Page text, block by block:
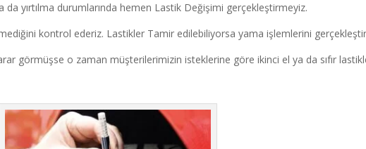
yırtılma durumlarında hemen Lastik Değişimi gerçekleştirmeyiz.
kontrol ederiz. Lastikler Tamir edilebiliyorsa yama işlemlerini
görmüşse o zaman müşterilerimizin isteklerine göre ikinci el ya da sıfır